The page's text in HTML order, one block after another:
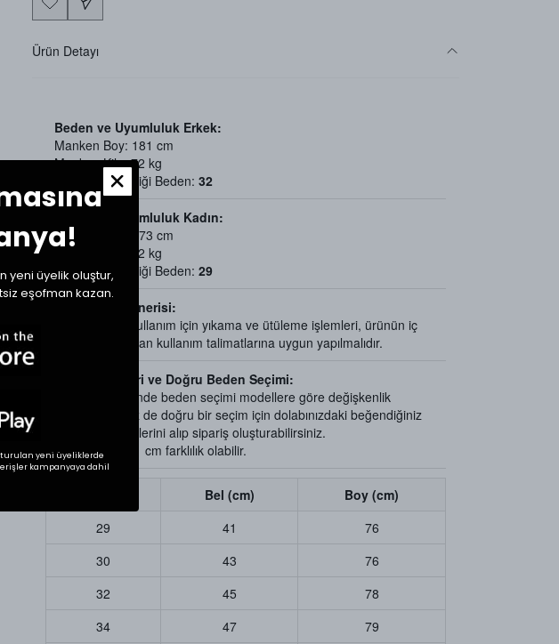
Ürün Detayı
Beden ve Uyumluluk Erkek:
Manken Boy: 181 cm
Manken Kilo: 72 kg
Mankenin Giydiği Beden: 32
Beden ve Uyumluluk Kadın:
Manken Boy: 173 cm
Manken Kilo: 52 kg
Mankenin Giydiği Beden: 29
Ürün Bakım Önerisi:
Uzun ömürlü kullanım için yıkama ve ütüleme işlemleri, ürünün iç
kısmında bulunan kullanım talimatlarına uygun yapılmalıdır.
Beden Ölçüleri ve Doğru Beden Seçimi:
Tekstil ürünlerinde beden seçimi modellere göre değişkenlik
gösterebilir. Siz de doğru bir seçim için dolabınızdaki beğendiğiniz
bir ürünün ölçülerini alıp sipariş oluşturabilirsiniz.
Ölçülerde +1/-1 cm farklılık olabilir.
Bel (cm)
Boy (cm)
29
41
76
30
43
76
32
45
78
34
47 79
yeni üyelik oluştur,
eşofman kazan.
yeni üyeliklerde
kampanyaya dahil